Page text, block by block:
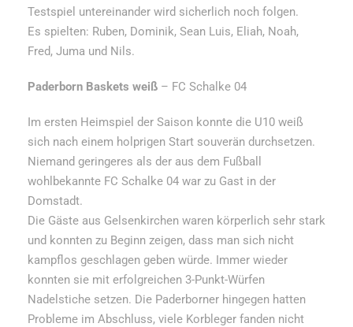
Testspiel untereinander wird sicherlich noch folgen.
Es spielten: Ruben, Dominik, Sean Luis, Eliah, Noah,
Fred, Juma und Nils.
Paderborn Baskets weiß – FC Schalke 04
Im ersten Heimspiel der Saison konnte die U10 weiß
sich nach einem holprigen Start souverän durchsetzen.
Niemand geringeres als der aus dem Fußball
wohlbekannte FC Schalke 04 war zu Gast in der
Domstadt.
Die Gäste aus Gelsenkirchen waren körperlich sehr stark
und konnten zu Beginn zeigen, dass man sich nicht
kampflos geschlagen geben würde. Immer wieder
konnten sie mit erfolgreichen 3-Punkt-Würfen
Nadelstiche setzen. Die Paderborner hingegen hatten
Probleme im Abschluss, viele Korbleger fanden nicht